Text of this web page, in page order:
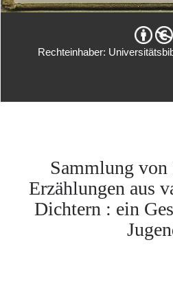
Rechteinhaber:
Sammlung von
Erzählungen aus
Dichtern : ein